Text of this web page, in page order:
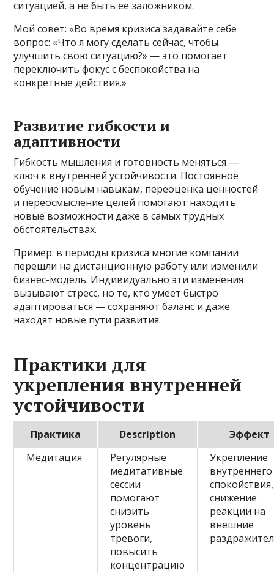
ситуацией, а не быть её заложником.
Мой совет: «Во время кризиса задавайте себе
вопрос: «Что я могу сделать сейчас, чтобы
улучшить свою ситуацию?» — это помогает
переключить фокус с беспокойства на
конкретные действия.»
Развитие гибкости и
адаптивности
Гибкость мышления и готовность меняться —
ключ к внутренней устойчивости. Постоянное
обучение новым навыкам, переоценка ценностей
и переосмысление целей помогают находить
новые возможности даже в самых трудных
обстоятельствах.
Пример: в периоды кризиса многие компании
перешли на дистанционную работу или изменили
бизнес-модель. Индивидуально эти изменения
вызывают стресс, но те, кто умеет быстро
адаптироваться — сохраняют баланс и даже
находят новые пути развития.
Практики для
укрепления внутренней
устойчивости
Практика Description
Эффект
Медитация
Регулярные
медитативные
сессии
помогают
снизить
уровень
тревоги,
повысить
концентрацию
Укрепление
внутреннего
спокойствия,
снижение
реакции на
внешние